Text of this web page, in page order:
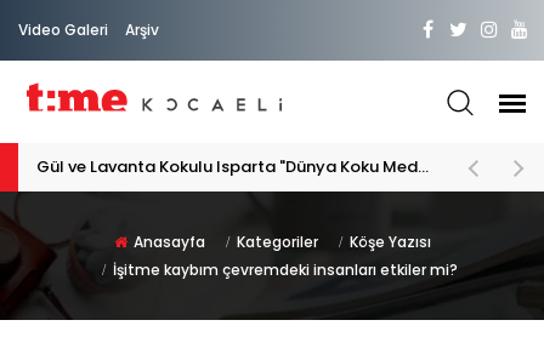
Video Galeri Arşiv
Gül ve Lavanta Kokulu Isparta "Dünya Koku Medeniyeti"
Anasayfa Kategoriler
Köşe Yazısı
İşitme kaybım çevremdeki insanları etkiler mi?